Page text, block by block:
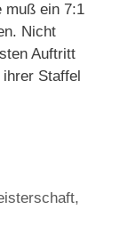
muß ein 7:1
Nicht
Auftritt
Staffel
,